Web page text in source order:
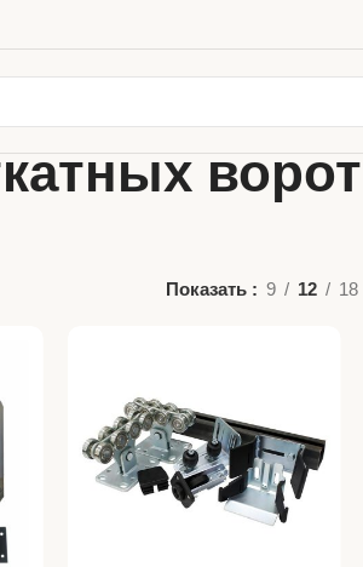
ворот
Показать 9 12 18